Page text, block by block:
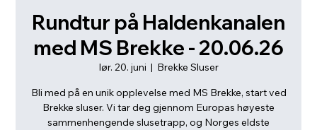
Rundtur på Haldenkanalen
med MS Brekke - 20.06.26
lør. 20. juni
  |
Brekke Sluser
Bli med på en unik opplevelse med MS Brekke, start ved
Brekke sluser. Vi tar deg gjennom Europas høyeste
sammenhengende slusetrapp, og Norges eldste